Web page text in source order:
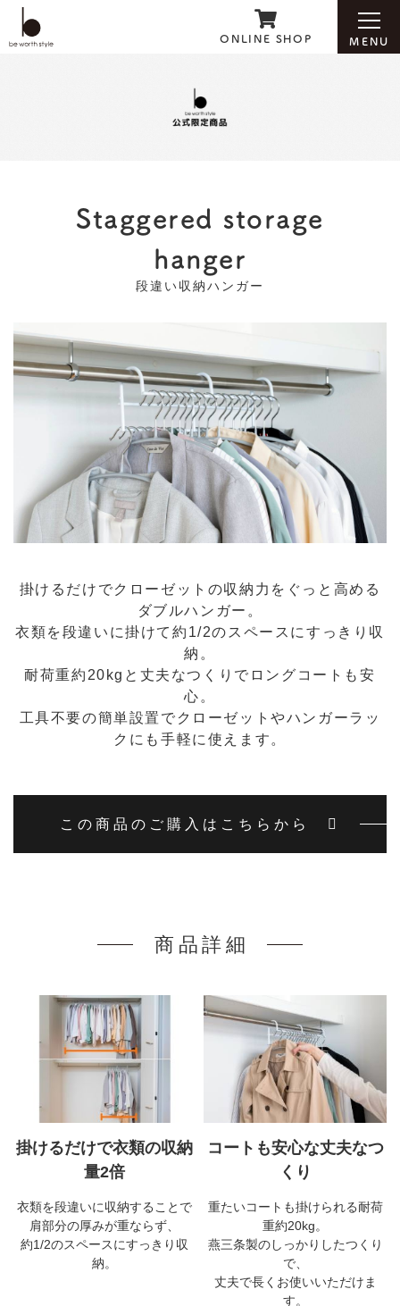
ブランド紹介
お知らせ
お問い合わせ
ONLINE SHOP MENU
Staggered storage
hanger
段違い収納ハンガー
掛けるだけでクローゼットの収納力をぐっと高める
ダブルハンガー。
衣類を段違いに掛けて約1/2のスペースにすっきり収
納。
耐荷重約20kgと丈夫なつくりでロングコートも安
心。
工具不要の簡単設置でクローゼットやハンガーラッ
クにも手軽に使えます。
この商品のご購入はこちらから
商品詳細
掛けるだけで衣類の収納
量2倍
衣類を段違いに収納することで
肩部分の厚みが重ならず、
約1/2のスペースにすっきり収
納。
コートも安心な丈夫なつ
くり
重たいコートも掛けられる耐荷
重約20kg。
燕三条製のしっかりしたつくり
で、
丈夫で長くお使いいただけま
す。